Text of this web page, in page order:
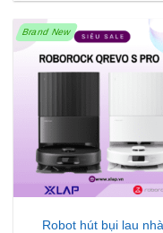
Brand New
Robot hút bụi lau nhà